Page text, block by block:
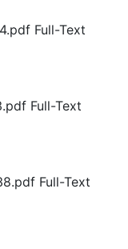
Full-Text
Full-Text
Full-Text